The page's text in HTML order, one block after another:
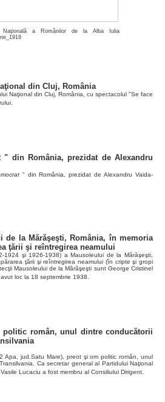
Naţională a Românilor de la Alba Iulia
din Cluj, România
Naţional din Cluj, România, cu spectacolul "Se face
din România, prezidat de Alexandru
" din România, prezidat de Alexandru Vaida-
de la Mărăşeşti, România, în memoria
ţării şi reîntregirea neamului
şi 1926-1938) a Mausoleului de la Mărăşeşti,
ţării şi reîntregirea neamului (în cripte şi gropi
Mausoleului de la Mărăşeşti sunt George Cristinel
loc la 18 septembrie 1938.
român, unul dintre conducătorii
jud.Satu Mare), preot şi om politic român, unul
Ca secretar general al Partidului Naţional
Lucaciu a fost membru al Consiliului Dirigent.